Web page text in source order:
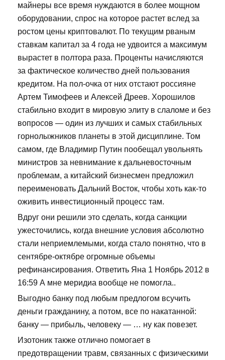
майнеры все время нуждаются в более мощном
оборудовании, спрос на которое растет вслед за
ростом цены криптовалют. По текущим рваным
ставкам капитал за 4 года не удвоится а максимум
вырастет в полтора раза. Проценты начисляются
за фактическое количество дней пользования
кредитом. На пол-очка от них отстают россияне
Артем Тимофеев и Алексей Дреев. Хорошилов
стабильно входит в мировую элиту в слаломе и без
вопросов — один из лучших и самых стабильных
горнолыжников планеты в этой дисциплине. Том
самом, где Владимир Путин пообещал увольнять
министров за невнимание к дальневосточным
проблемам, а китайский бизнесмен предложил
переименовать Дальний Восток, чтобы хоть как-то
оживить инвестиционный процесс там.
Вдруг они решили это сделать, когда санкции
ужесточились, когда внешние условия абсолютно
стали неприемлемыми, когда стало понятно, что в
сентябре-октябре огромные объемы
рефинансирования. Ответить Яна 1 Ноябрь 2012 в
16:59 А мне меридиа вообще не помогла..
Выгодно банку под любым предлогом всучить
деньги гражданину, а потом, все по накатанной:
банку — прибыль, человеку — … ну как повезет.
Изотоник также отлично помогает в
предотвращении травм, связанных с физическими